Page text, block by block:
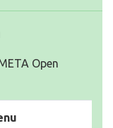
Open